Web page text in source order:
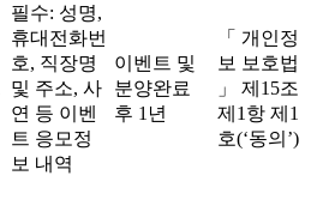
필수: 성명,
휴대전화번
호, 직장명
및 주소, 사
연 등 이벤
트 응모정
보 내역
이벤트 및
분양완료
후 1년
「 개인정
보 보호법
」 제15조
제1항 제1
호(‘동의’)